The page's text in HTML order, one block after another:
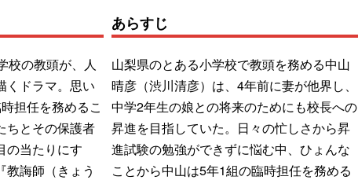
校の教頭が、人
くドラマ。思い
担任を務めるこ
ちとその保護者
の当たりにす
教誨師（きょう
あらすじ
山梨県のとある小学校で教頭を務める中山
晴彦（渋川清彦）は、4年前に妻が他界し、
中学2年生の娘との将来のためにも校長への
昇進を目指していた。日々の忙しさから昇
進試験の勉強ができずに悩む中、ひょんな
ことから中山は5年1組の臨時担任を務める